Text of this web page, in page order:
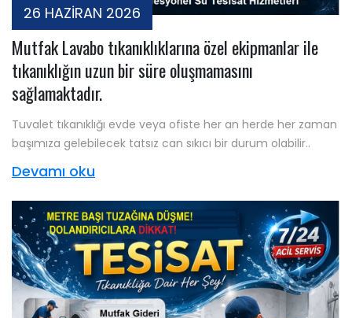
26 HAZİRAN 2026
Mutfak Lavabo tıkanıklıklarına özel ekipmanlar ile
tıkanıklığın uzun bir süre oluşmamasını
sağlamaktadır.
Tuvalet tıkanıklığı evde veya ofiste her an herde her zaman
başımıza gelebilecek tatsız can sıkıcı bir durum olabilir..
Devamı oku